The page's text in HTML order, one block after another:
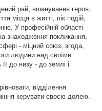
рай, вшанування героя,
місця в житті, пік подій,
У професійній області
знаходження покликання,
- міцний союз, згода,
людини над своїми
до низу - до землі і
відділення
керувати своєю долею.